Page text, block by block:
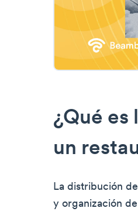
¿Qué es
un
La distribución
y organización